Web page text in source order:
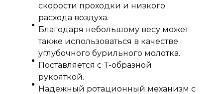
скорости проходки и низкого
расхода воздуха.
Благодаря небольшому весу может
также использоваться в качестве
углубочного бурильного молотка.
Поставляется с T-образной
рукояткой.
Надежный ротационный механизм с